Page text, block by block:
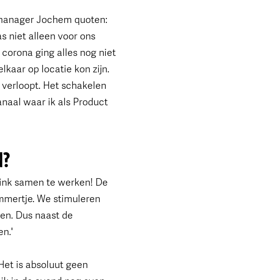
Jochem quoten:
niet alleen voor ons
ging alles nog niet
op locatie kon zijn.
Het schakelen
waar ik als Product
samen te werken! De
We stimuleren
Dus naast de
is absoluut geen